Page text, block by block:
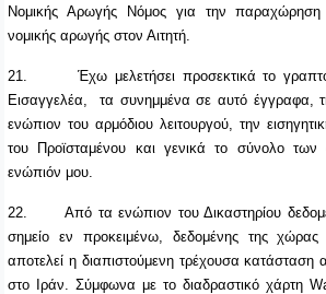
Νομικής Αρωγής Νόμος για την παραχώρηση
νομικής αρωγής στον Αιτητή.
21.
Έχω μελετήσει προσεκτικά το
Εισαγγελέα, τα συνημμένα σε αυτό έγγραφα,
ενώπιον του αρμόδιου λειτουργού, την
του Προϊσταμένου και γενικά το σύνολο των
ενώπιόν μου.
22.
Από τα ενώπιον του Δικαστηρίου
σημείο εν προκειμένω, δεδομένης της χώρας
αποτελεί η διαπιστούμενη τρέχουσα κατάσταση
στο Ιράν. Σύμφωνα με το διαδραστικό χάρτη W